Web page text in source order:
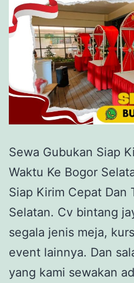
Sewa Gubukan Siap
Waktu Ke Bogor
Siap Kirim Cepat Dan
Selatan. Cv bintang
segala jenis meja,
event lainnya. Dan
yang kami sewakan